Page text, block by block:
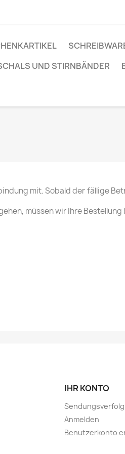
UND STIRNBÄNDER
mit. Sobald der fällige
müssen wir Ihre
IHR KONTO
Anmelden
Benutzerkonto